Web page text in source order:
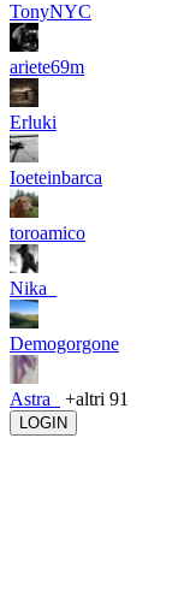
TonyNYC
ariete69m
Erluki
Ioeteinbarca
toroamico
Nika_
Demogorgone
Astra_ +altri 91
LOGIN